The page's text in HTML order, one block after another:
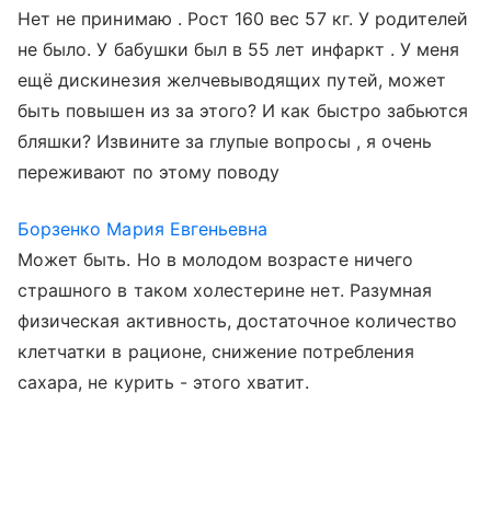
Нет не принимаю . Рост 160 вес 57 кг. У родителей
не было. У бабушки был в 55 лет инфаркт . У меня
ещё дискинезия желчевыводящих путей, может
быть повышен из за этого? И как быстро забьются
бляшки? Извините за глупые вопросы , я очень
переживают по этому поводу
Борзенко Мария Евгеньевна
Может быть. Но в молодом возрасте ничего
страшного в таком холестерине нет. Разумная
физическая активность, достаточное количество
клетчатки в рационе, снижение потребления
сахара, не курить - этого хватит.